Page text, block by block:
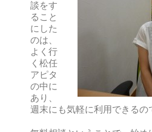
談をす
ること
にした
のは、
よく行
く松任
アピタ
の中に
あり、
週末にも気軽に利用できるの